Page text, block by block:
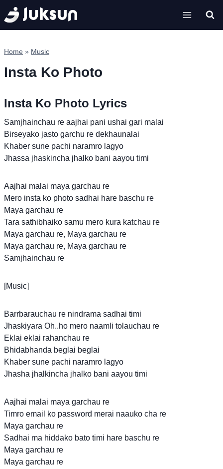
Skip
to
content
Home » Music
Insta Ko Photo
Insta Ko Photo Lyrics
Samjhainchau re aajhai pani ushai gari malai
Birseyako jasto garchu re dekhaunalai
Khaber sune pachi naramro lagyo
Jhassa jhaskincha jhalko bani aayou timi
Aajhai malai maya garchau re
Mero insta ko photo sadhai hare baschu re
Maya garchau re
Tara sathibhaiko samu mero kura katchau re
Maya garchau re, Maya garchau re
Maya garchau re, Maya garchau re
Samjhainchau re
[Music]
Barrbarauchau re nindrama sadhai timi
Jhaskiyara Oh..ho mero naamli tolauchau re
Eklai eklai rahanchau re
Bhidabhanda beglai beglai
Khaber sune pachi naramro lagyo
Jhasha jhalkincha jhalko bani aayou timi
Aajhai malai maya garchau re
Timro email ko password merai naauko cha re
Maya garchau re
Sadhai ma hiddako bato timi hare baschu re
Maya garchau re
Maya garchau re